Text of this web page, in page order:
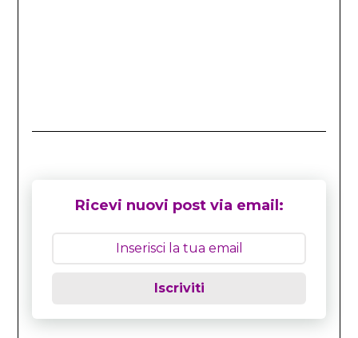
Ricevi nuovi post via email:
Iscriviti